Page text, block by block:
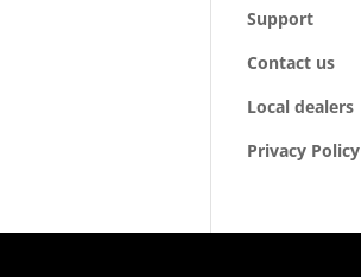
Support
Contact us
Local dealers
Privacy Policy